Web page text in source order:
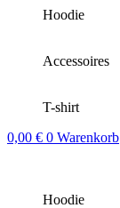
Hoodie
Accessoires
T-shirt
0,00 € 0 Warenkorb
Hoodie